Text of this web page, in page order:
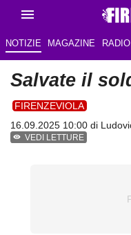
NOTIZIE MAGAZINE
Salvate il
FIRENZEVIOLA
16.09.2025 10:00 di
VEDI LETTURE